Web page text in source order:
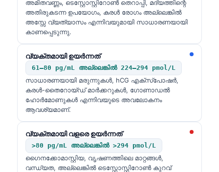
അമിതവണ്ണം, ടെസ്റ്റോസ്റ്റിറോൺ തെറാപ്പി, മദ്യത്തിന്റെ
അതിരുകടന്ന ഉപയോഗം, കരൾ രോഗം അല്ലെങ്കിൽ
അസ്സേ വ്യത്യാസം എന്നിവയുമായി സാധാരണയായി
കാണപ്പെടുന്നു.
വ്യക്തമായി ഉയർന്നത്
61–80 pg/mL അല്ലെങ്കിൽ 224–294 pmol/L
സാധാരണയായി മരുന്നുകൾ, hCG എക്സ്പോഷർ,
കരൾ-തൈറോയ്ഡ് മാർക്കറുകൾ, ഗോണാഡൽ
ഹോർമോണുകൾ എന്നിവയുടെ അവലോകനം
ആവശ്യമാണ്.
വ്യക്തമായി വളരെ ഉയർന്നത്
>80 pg/mL അല്ലെങ്കിൽ >294 pmol/L
ഗൈനക്കോമാസ്റ്റിയ, വൃഷണത്തിലെ മാറ്റങ്ങൾ,
വന്ധ്യത, അല്ലെങ്കിൽ ടെസ്റ്റോസ്റ്റിറോൺ കുറവ്